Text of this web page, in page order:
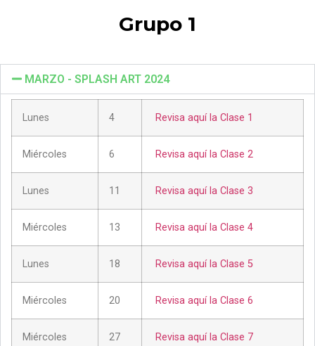
Grupo 1
MARZO - SPLASH ART 2024
Lunes 4 Revisa aquí la Clase 1
Miércoles 6 Revisa aquí la Clase 2
Lunes 11 Revisa aquí la Clase 3
Miércoles 13 Revisa aquí la Clase 4
Lunes 18 Revisa aquí la Clase 5
Miércoles 20 Revisa aquí la Clase 6
Miércoles 27 Revisa aquí la Clase 7